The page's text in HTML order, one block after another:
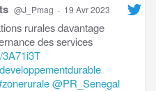
@J_Pmag · 19 Avr 2023
rurales davantage
des services
@PR_Senegal